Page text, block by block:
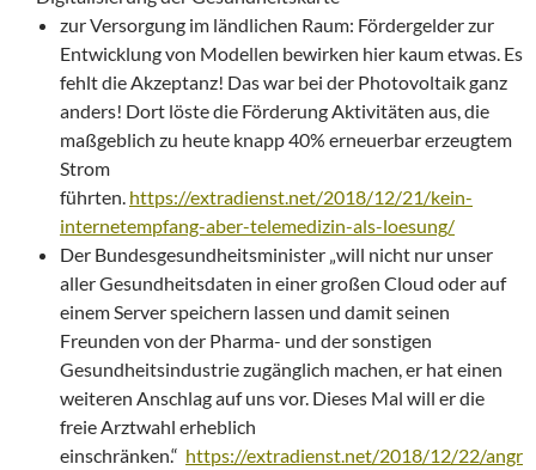
zur Versorgung im ländlichen Raum: Fördergelder zur
Entwicklung von Modellen bewirken hier kaum etwas. Es
fehlt die Akzeptanz! Das war bei der Photovoltaik ganz
anders! Dort löste die Förderung Aktivitäten aus, die
maßgeblich zu heute knapp 40% erneuerbar erzeugtem
Strom
führten. https://extradienst.net/2018/12/21/kein-
internetempfang-aber-telemedizin-als-loesung/
Der Bundesgesundheitsminister „will nicht nur unser
aller Gesundheitsdaten in einer großen Cloud oder auf
einem Server speichern lassen und damit seinen
Freunden von der Pharma- und der sonstigen
Gesundheitsindustrie zugänglich machen, er hat einen
weiteren Anschlag auf uns vor. Dieses Mal will er die
freie Arztwahl erheblich
einschränken.“ https://extradienst.net/2018/12/22/angr